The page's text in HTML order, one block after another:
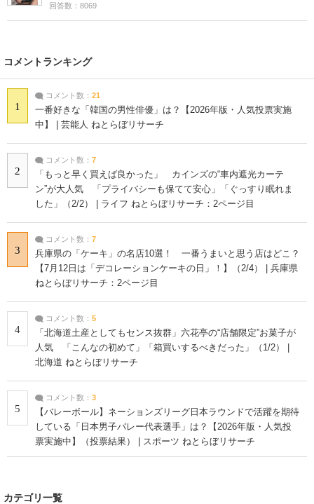
回答数：8069
コメントランキング
1
コメント数： 21
一番好きな「韓国の男性俳優」は？【2026年版・人気投票実施
中】 | 芸能人 ねとらぼリサーチ
2
コメント数： 7
「もっと早く買えば良かった」 カインズの“車内遮光カーテ
ン”が大人気 「プライバシーも保てて安心」「ぐっすり眠れま
した」（2/2） | ライフ ねとらぼリサーチ：2ページ目
3
コメント数： 7
兵庫県の「ケーキ」の名店10選！ 一番うまいと思う店はどこ？
【7月12日は「デコレーションケーキの日」！】（2/4） | 兵庫県
ねとらぼリサーチ：2ページ目
4
コメント数： 5
「北海道土産としてもセンス抜群」六花亭の“店舗限定”お菓子が
人気 「こんなの初めて」「箱買いするべきだった」（1/2） |
北海道 ねとらぼリサーチ
5
コメント数： 3
【バレーボール】ネーションズリーグ日本ラウンドで活躍を期待
している「日本男子バレー代表選手」は？【2026年版・人気投
票実施中】（投票結果） | スポーツ ねとらぼリサーチ
カテゴリ一覧